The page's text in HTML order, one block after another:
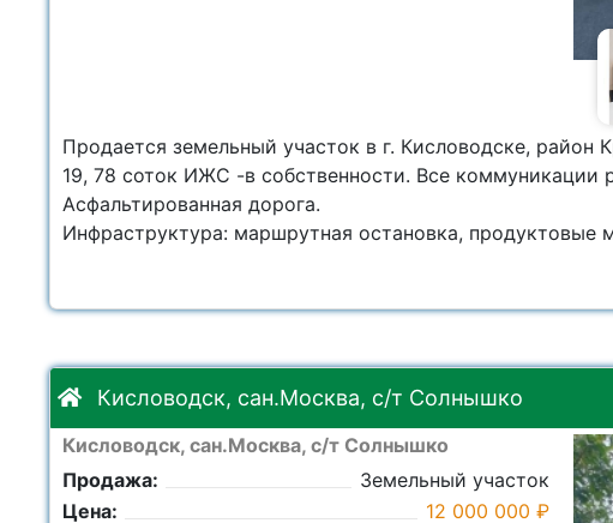
Продается земельный участок в г. Кисловодске, район
19, 78 соток ИЖС -в собственности. Все коммуникации
Асфальтированная дорога.
Инфраструктура: маршрутная остановка, продуктовые
Кисловодск, сан.Москва, с/т Солнышко
Кисловодск, сан.Москва, с/т Солнышко
Продажа:
Земельный участок
Цена:
12 000 000 ₽